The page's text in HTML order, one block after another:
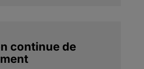
continue de